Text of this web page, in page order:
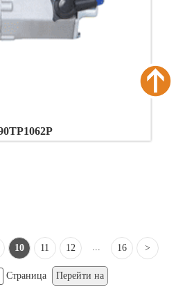
10 11 12 ... 16 >
Страница Перейти на